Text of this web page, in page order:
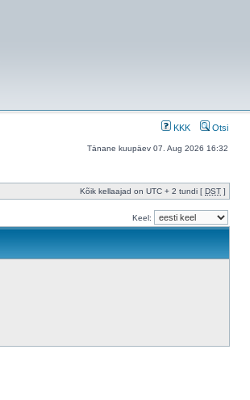
KKK Otsi
Tänane kuupäev 07. Aug 2026 16:32
Kõik kellaajad on UTC + 2 tundi [ DST ]
Keel: